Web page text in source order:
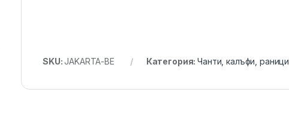
SKU:JAKARTA-BE Категория:Чанти, калъфи, раници